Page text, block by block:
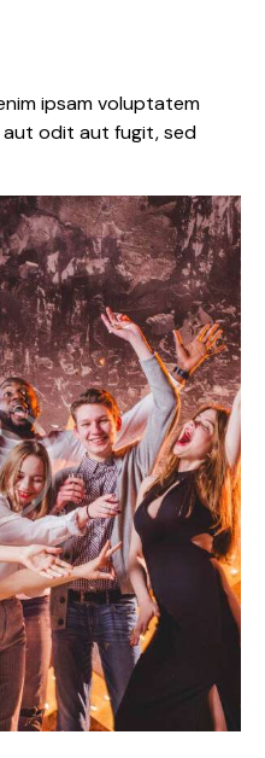
ipsam voluptatem
odit aut fugit, sed